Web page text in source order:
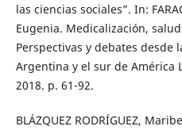
las ciencias sociales”. In:
Eugenia. Medicalización,
Perspectivas y debates desde
Argentina y el sur de América
2018. p. 61-92.
BLÁZQUEZ RODRÍGUEZ,